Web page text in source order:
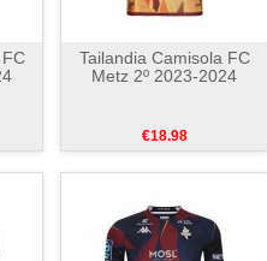
Tailandia Camisola FC
Metz 2º 2023-2024
€18.98